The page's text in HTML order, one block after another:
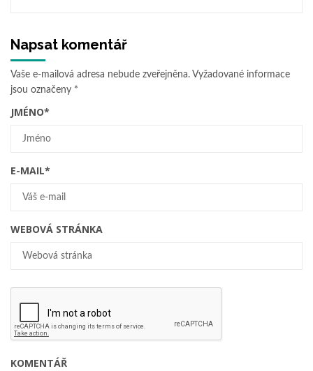
Napsat komentář
Vaše e-mailová adresa nebude zveřejněna. Vyžadované informace
jsou označeny *
JMÉNO*
E-MAIL*
WEBOVÁ STRÁNKA
KOMENTÁŘ